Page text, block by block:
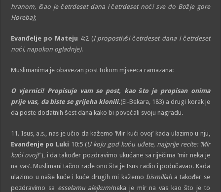
hranom, išao je četrdeset dana i četrdeset noći sve do Božje gore
Horeba);
Evanđelje po Mateju 4:2 (I propostivši četrdeset dana i četrdeset
noći, napokon ogladnje).
Muslimanima je obavezan post tokom mjseeca ramazana:
O vjernici! Propisuje vam se post, kao što je propisan onima
prije vas, da biste se grijeha klonili.(El-Bekara, 183) a drugi korak je
da poste dodatnih šest dana kako bi povećali svoju nagradu.
11. Isus, a.s., nas je učio da kažemo ‘Mir kući ovoj’ kada ulazimo u nju,
Evanđenje po Luki 10:5 (U koju god kuću uđete, najprije recite: ‘Mir
kući ovoj!’), i da također pozdravimo ukućane sa riječima ‘mir neka je
na vas’. Muslimani tačno rade ono šta je Isus radio i podučavao. Kada
ulazimo u naše kuće i kuće drugih mi kažemo bismillaha također se
pozdravimo sa esselamu alejkum/neka je mir na vas kao što je to